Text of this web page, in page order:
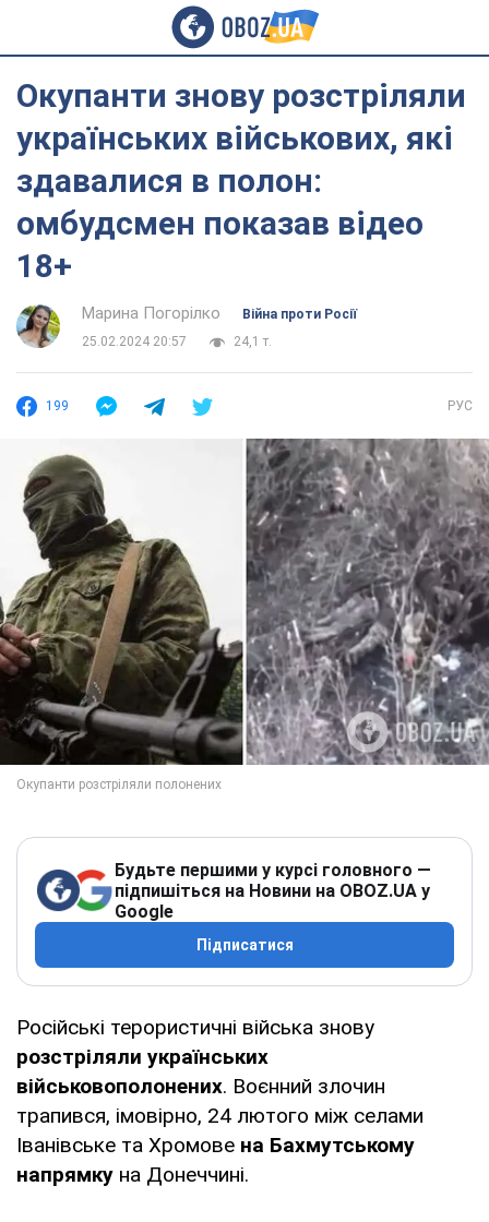
Окупанти знову розстріляли
українських військових, які
здавалися в полон:
омбудсмен показав відео
18+
Марина Погорілко
Війна проти Росії
25.02.2024 20:57
24,1 т.
199 РУС
Будьте першими у курсі головного —
підпишіться на Новини на OBOZ.UA у
Google
Підписатися
Російські терористичні війська знову
розстріляли українських
військовополонених. Воєнний злочин
трапився, імовірно, 24 лютого між селами
Іванівське та Хромове на Бахмутському
напрямку на Донеччині.